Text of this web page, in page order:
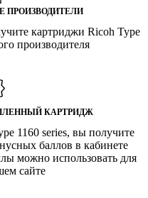
ПРОИЗВОДИТЕЛИ
картриджи Ricoh Type
производителя
КАРТРИДЖ
1160 series, вы получите
баллов в кабинете
можно использовать для
сайте